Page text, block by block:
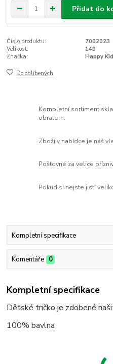
Přidat do
Číslo produktu:
7002023
Velikost:
140
Značka:
Happy
Do oblíbených
Kompletní sortiment
obratem.
Zboží v nabídce je náš
Poštovné za velice
Pokud si nejste jisti
Kompletní specifikace
Komentáře 0
Kompletní specifikace
Dětské tričko je zdobené
100% bavlna